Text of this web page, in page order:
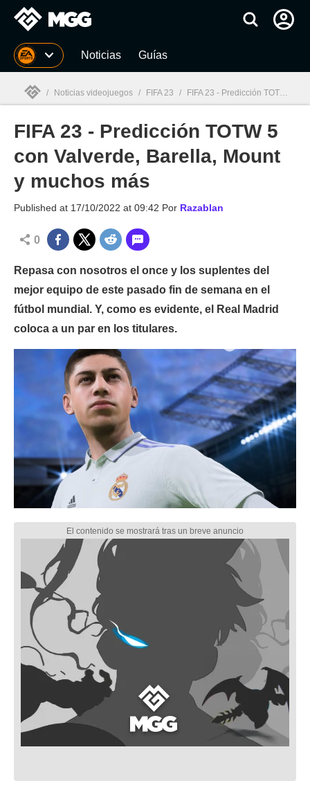
MGG Noticias Guías
MGG
/ Noticias videojuegos / FIFA 23 / FIFA 23 - Predicción TOTW 5 con Valverde, Barella, Mount y muchos más
FIFA 23 - Predicción TOTW 5
con Valverde, Barella, Mount
y muchos más
Published at 17/10/2022 at 09:42 Por Razablan
0
Repasa con nosotros el once y los suplentes del
mejor equipo de este pasado fin de semana en el
fútbol mundial. Y, como es evidente, el Real Madrid
coloca a un par en los titulares.